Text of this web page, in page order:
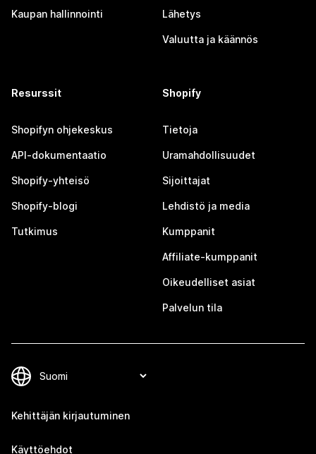
Kaupan hallinnointi Lähetys
Valuutta ja käännös
Resurssit
Shopifyn ohjekeskus
API-dokumentaatio
Shopify-yhteisö
Shopify-blogi
Tutkimus
Shopify
Tietoja
Uramahdollisuudet
Sijoittajat
Lehdistö ja media
Kumppanit
Affiliate-kumppanit
Oikeudelliset asiat
Palvelun tila
Kehittäjän kirjautuminen
Käyttöehdot